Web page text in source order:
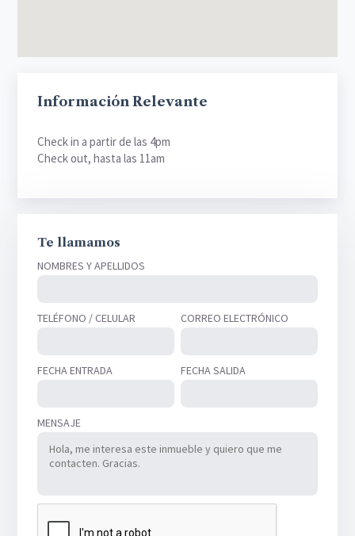
Información Relevante
Check in a partir de las 4pm
Check out, hasta las 11am
Te llamamos
NOMBRES Y APELLIDOS
TELÉFONO / CELULAR CORREO ELECTRÓNICO
FECHA ENTRADA FECHA SALIDA
MENSAJE